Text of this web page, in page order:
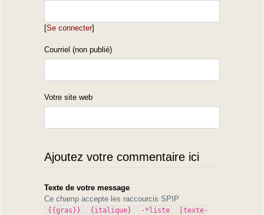
[Se connecter]
Courriel (non publié)
Votre site web
Ajoutez votre commentaire ici
Texte de votre message
Ce champ accepte les raccourcis SPIP
{{gras}} {italique} -*liste
[texte-